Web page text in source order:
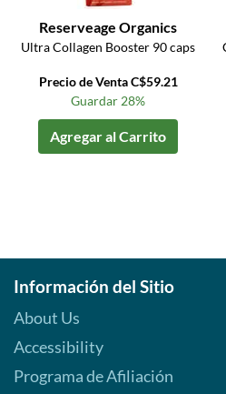
Reserveage Organics
Ultra Collagen Booster 90 caps
Precio de Venta C$59.21
Guardar 28%
Agregar al Carrito
Información del Sitio
About Us
Accessibility
Programa de Afiliación